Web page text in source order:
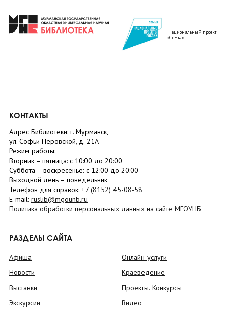
Национальный проект
«Семья»
КОНТАКТЫ
Адрес Библиотеки: г. Мурманск,
ул. Софьи Перовской, д. 21А
Режим работы:
Вторник – пятница: с 10:00 до 20:00
Суббота – воскресенье: c 12:00 до 20:00
Выходной день – понедельник
Телефон для справок: +7 (8152) 45-08-58
E-mail: ruslib@mgounb.ru
Политика обработки персональных данных на сайте МГОУНБ
РАЗДЕЛЫ САЙТА
Афиша
Новости
Выставки
Экскурсии
Онлайн-услуги
Краеведение
Проекты. Конкурсы
Видео